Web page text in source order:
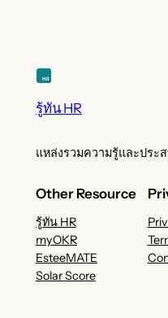
รู้ทัน HR
แหล่งรวมความรู้และปร
Other Resource
รู้ทัน HR
myOKR
EsteeMATE
Solar Score